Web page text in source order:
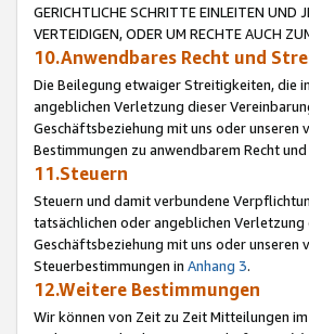
GERICHTLICHE SCHRITTE EINLEITEN UND
VERTEIDIGEN, ODER UM RECHTE AUCH
10.Anwendbares Recht und
Die Beilegung etwaiger Streitigkeiten, die
angeblichen Verletzung dieser
Geschäftsbeziehung mit uns oder
Bestimmungen zu anwendbarem Recht
11.Steuern
Steuern und damit verbundene
tatsächlichen oder angeblichen
Geschäftsbeziehung mit uns oder
Steuerbestimmungen in Anhang 3.
12.Weitere Bestimmungen
Wir können von Zeit zu Zeit Mitteilungen